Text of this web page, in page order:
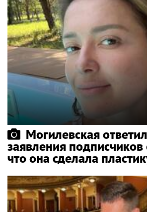
Могилевская
заявления подписчиков
что она сделала